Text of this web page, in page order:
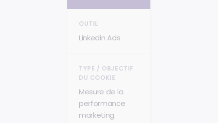
Linkedin Ads
Mesure de la
performance
marketing